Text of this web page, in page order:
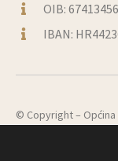
OIB:
IBAN:
© Copyright –